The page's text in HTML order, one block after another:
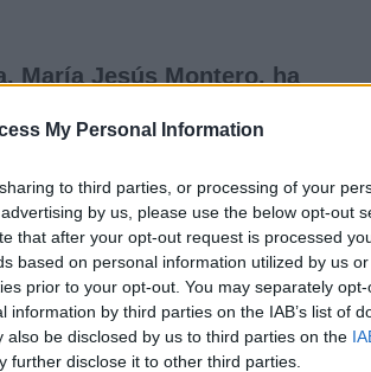
My Personal Information
to third parties, or processing of your
by us, please use the below opt-out
that after your opt-out request is processed
based on personal information utilized by us
prior to your opt-out. You may separately
by third parties on the IAB’s list of
be disclosed by us to third parties on the
further disclose it to other third parties.
María Jesús Montero, ha
la devolución de las cuentas un
crispación, ruido, debate
. Pero esta llamada a la calma
Santiago Abascalpretenden
de coalición. Sin ir más
les obligaba a debatir
Y ese parece que
una nueva bronca.